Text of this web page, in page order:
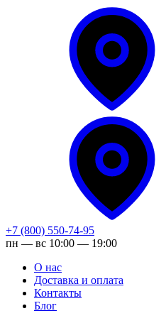
+7 (800) 550-74-95
пн — вс 10:00 — 19:00
О нас
Доставка и оплата
Контакты
Блог